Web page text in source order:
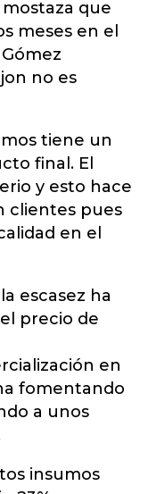
que
meses en el
no es
tiene un
final. El
y esto hace
clientes pues
en el
escasez ha
precio de
en
fomentando
a unos
insumos